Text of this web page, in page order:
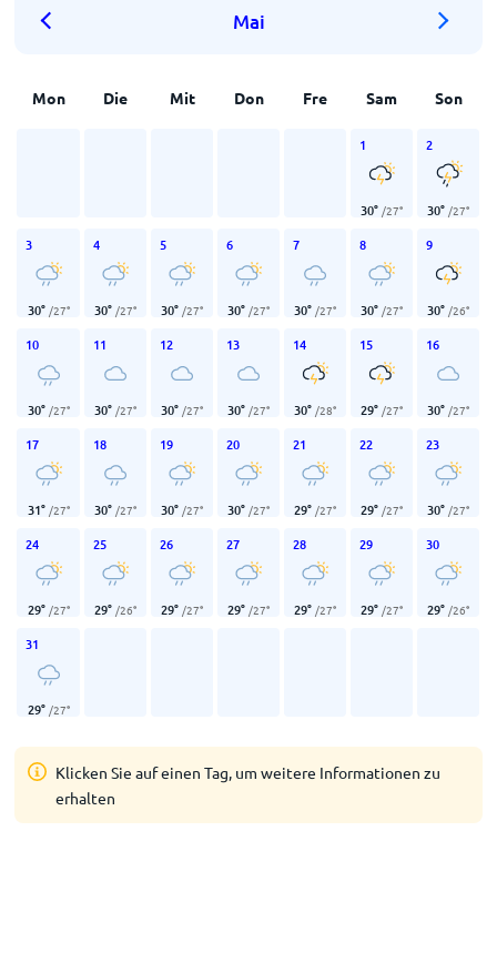
Mai
Mon Die Mit Don Fre Sam Son
1
30° /27°
2
30° /27°
3
30° /27°
4
30° /27°
5
30° /27°
6
30° /27°
7
30° /27°
8
30° /27°
9
30° /26°
10
30° /27°
11
30° /27°
12
30° /27°
13
30° /27°
14
30° /28°
15
29° /27°
16
30° /27°
17
31° /27°
18
30° /27°
19
30° /27°
20
30° /27°
21
29° /27°
22
29° /27°
23
30° /27°
24
29° /27°
25
29° /26°
26
29° /27°
27
29° /27°
28
29° /27°
29
29° /27°
30
29° /26°
31
29° /27°
Klicken Sie auf einen Tag, um weitere Informationen zu
erhalten